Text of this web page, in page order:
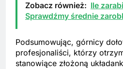
Zobacz również: Ile
Sprawdźmy średnie
Podsumowując, górnicy
profesjonaliści, którzy
stanowiące złożoną